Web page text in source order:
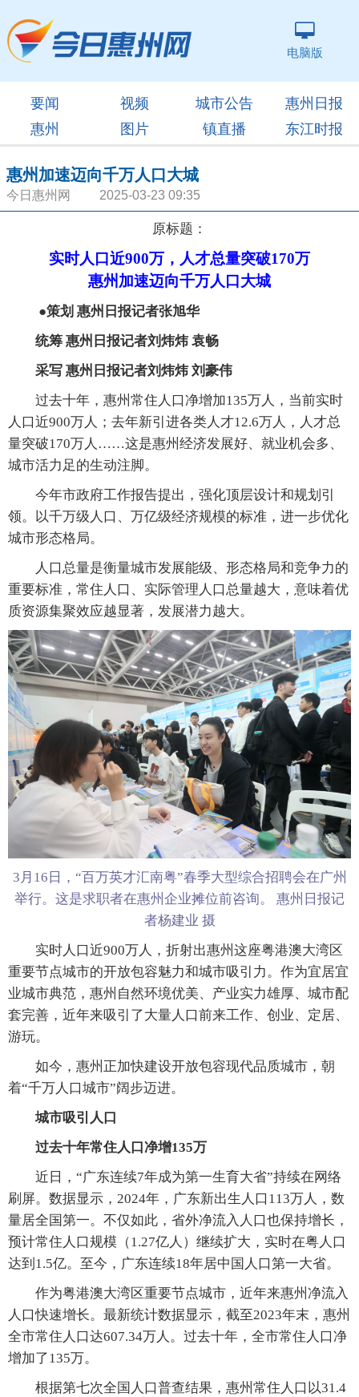
电脑版
要闻 视频 城市公告
惠州日报
惠州
图片 镇直播 东江时报
惠州加速迈向千万人口大城
今日惠州网 2025-03-23 09:35
原标题：
实时人口近900万，人才总量突破170万
惠州加速迈向千万人口大城
●策划 惠州日报记者张旭华
统筹 惠州日报记者刘炜炜 袁畅
采写 惠州日报记者刘炜炜 刘豪伟
过去十年，惠州常住人口净增加135万人，当前实时
人口近900万人；去年新引进各类人才12.6万人，人才总
量突破170万人……这是惠州经济发展好、就业机会多、
城市活力足的生动注脚。
今年市政府工作报告提出，强化顶层设计和规划引
领。以千万级人口、万亿级经济规模的标准，进一步优化
城市形态格局。
人口总量是衡量城市发展能级、形态格局和竞争力的
重要标准，常住人口、实际管理人口总量越大，意味着优
质资源集聚效应越显著，发展潜力越大。
3月16日，“百万英才汇南粤”春季大型综合招聘会在广州
举行。这是求职者在惠州企业摊位前咨询。 惠州日报记
者杨建业 摄
实时人口近900万人，折射出惠州这座粤港澳大湾区
重要节点城市的开放包容魅力和城市吸引力。作为宜居宜
业城市典范，惠州自然环境优美、产业实力雄厚、城市配
套完善，近年来吸引了大量人口前来工作、创业、定居、
游玩。
如今，惠州正加快建设开放包容现代品质城市，朝
着“千万人口城市”阔步迈进。
城市吸引人口
过去十年常住人口净增135万
近日，“广东连续7年成为第一生育大省”持续在网络
刷屏。数据显示，2024年，广东新出生人口113万人，数
量居全国第一。不仅如此，省外净流入人口也保持增长，
预计常住人口规模（1.27亿人）继续扩大，实时在粤人口
达到1.5亿。至今，广东连续18年居中国人口第一大省。
作为粤港澳大湾区重要节点城市，近年来惠州净流入
人口快速增长。最新统计数据显示，截至2023年末，惠州
全市常住人口达607.34万人。过去十年，全市常住人口净
增加了135万。
根据第七次全国人口普查结果，惠州常住人口以31.4